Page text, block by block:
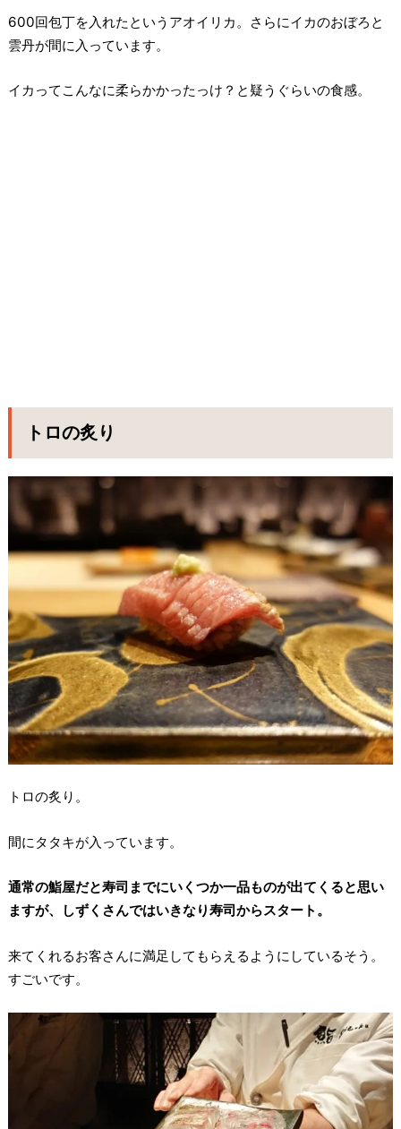
600回包丁を入れたというアオイリカ。さらにイカのおぼろと
雲丹が間に入っています。
イカってこんなに柔らかかったっけ？と疑うぐらいの食感。
トロの炙り
トロの炙り。
間にタタキが入っています。
通常の鮨屋だと寿司までにいくつか一品ものが出てくると思い
ますが、しずくさんではいきなり寿司からスタート。
来てくれるお客さんに満足してもらえるようにしているそう。
すごいです。